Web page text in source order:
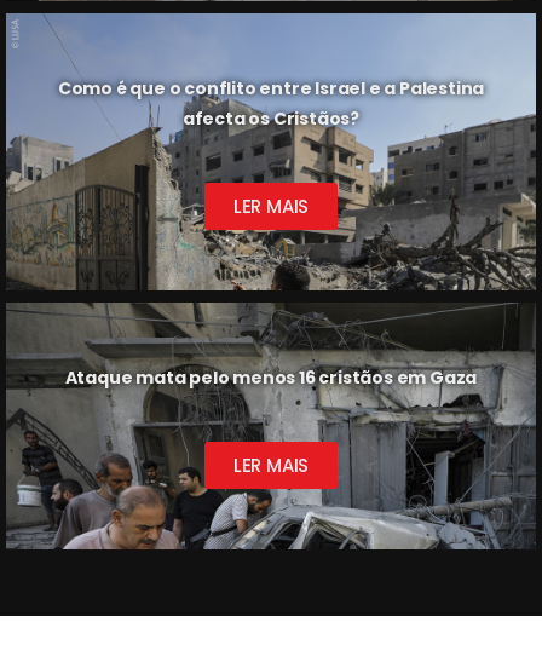
Como é que o conflito entre Israel e a Palestina
afecta os Cristãos?
LER MAIS
Ataque mata pelo menos 16 cristãos em Gaza
LER MAIS